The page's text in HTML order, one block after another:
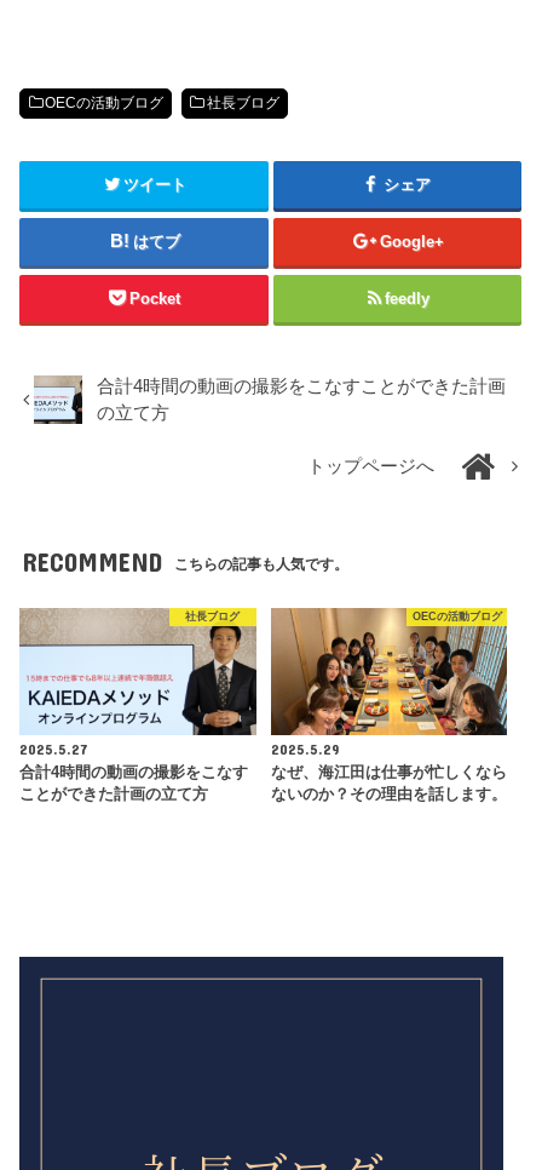
OECの活動ブログ 社長ブログ
ツイート シェア
はてブ Google+
Pocket feedly
合計4時間の動画の撮影をこなすことができた計画
の立て方
トップページへ
RECOMMEND こちらの記事も人気です。
社長ブログ
2025.5.27
合計4時間の動画の撮影をこなす
ことができた計画の立て方
OECの活動ブログ
2025.5.29
なぜ、海江田は仕事が忙しくなら
ないのか？その理由を話します。